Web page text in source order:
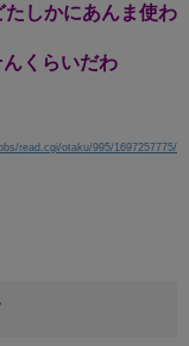
たしかにあんま使わ
くらいだわ
read.cgi/otaku/995/1697257775/